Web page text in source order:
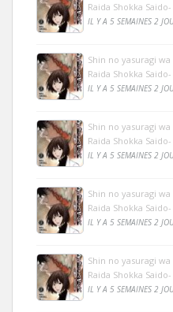
Raida Shokka
IL Y A 5 SEMAINES 2
Shin no yasuragi
Raida Shokka
IL Y A 5 SEMAINES 2
Shin no yasuragi
Raida Shokka
IL Y A 5 SEMAINES 2
Shin no yasuragi
Raida Shokka
IL Y A 5 SEMAINES 2
Shin no yasuragi
Raida Shokka
IL Y A 5 SEMAINES 2